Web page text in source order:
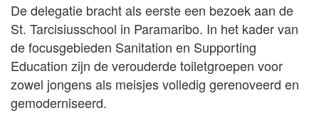
De delegatie bracht als eerste een bezoek aan de
St. Tarcisiusschool in Paramaribo. In het kader van
de focusgebieden Sanitation en Supporting
Education zijn de verouderde toiletgroepen voor
zowel jongens als meisjes volledig gerenoveerd en
gemoderniseerd.